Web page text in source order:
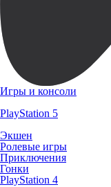
Игры и консоли
PlayStation 5
Экшен
Ролевые игры
Приключения
Гонки
PlayStation 4